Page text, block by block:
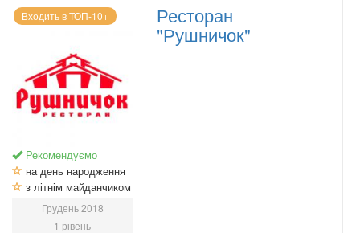
Входить в ТОП-10+
Рекомендуємо
на день народження
з літнім майданчиком
Грудень 2018
1 рівень
Ресторан
"Рушничок"